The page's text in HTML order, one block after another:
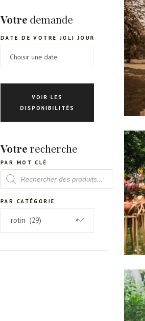
Votre demande
DATE DE VOTRE JOLI JOUR
VOIR LES
DISPONIBILITÉS
Votrerecherche
PAR MOT CLÉ
DE
PRODUITS
PAR CATÉGORIE
×
rotin (29)